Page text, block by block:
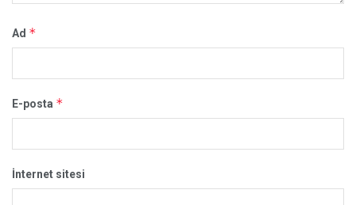
Ad *
E-posta *
İnternet sitesi